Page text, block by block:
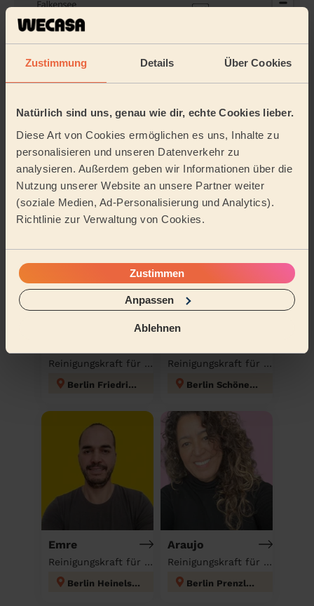
Zustimmung Details Über Cookies
Natürlich sind uns, genau wie dir, echte Cookies lieber.
Diese Art von Cookies ermöglichen es uns, Inhalte zu
personalisieren und unseren Datenverkehr zu
analysieren. Außerdem geben wir Informationen über die
Nutzung unserer Website an unsere Partner weiter
(soziale Medien, Ad-Personalisierung und Analytics).
Richtlinie zur Verwaltung von Cookies.
Zustimmen
Anpassen
Ablehnen
An meine Adresse buchen
Weitere Pros entdecken
Berlin Friedrichshain Berlin Schöneberg
Emre
Reinigungskraft für deinen Haushalt
Berlin Heinelsdorf
Araujo
Reinigungskraft für deinen Haushalt
Berlin Prenzlauer Berg